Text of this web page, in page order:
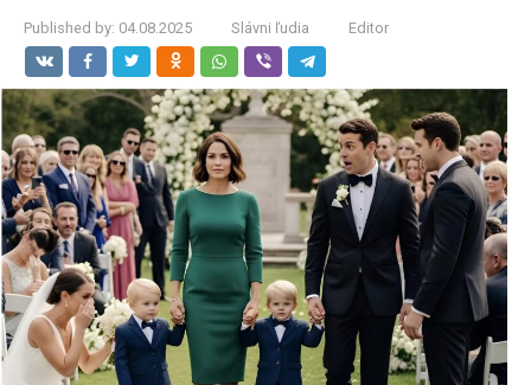
Published by: 04.08.2025 Slávni ľudia Editor